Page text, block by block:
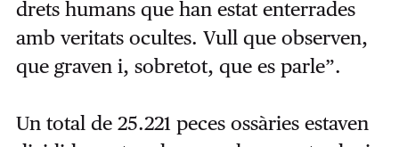
drets humans que han estat enterrades
amb veritats ocultes. Vull que observen,
que graven i, sobretot, que es parle”.
Un total de 25.221 peces ossàries estaven